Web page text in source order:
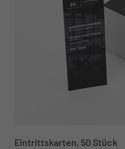
Eintrittskarten, 50 Stück